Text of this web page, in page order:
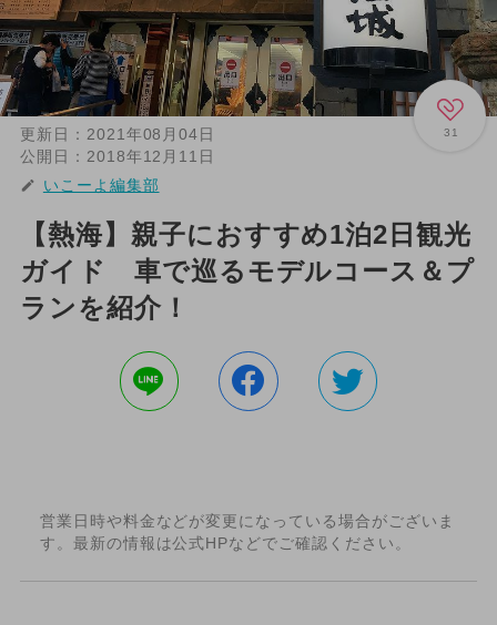
31
更新日： 2021年08月04日
公開日： 2018年12月11日
いこーよ編集部
【熱海】親子におすすめ1泊2日観光
ガイド 車で巡るモデルコース＆プ
ランを紹介！
営業日時や料金などが変更になっている場合がございま
す。最新の情報は公式HPなどでご確認ください。